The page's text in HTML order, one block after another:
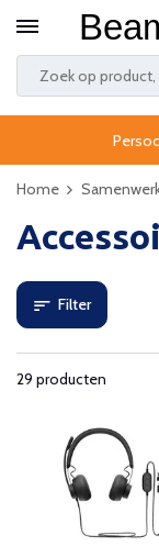
Home
Filter
29 producten